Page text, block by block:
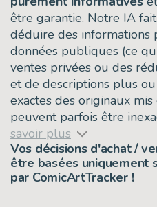
être garantie. Notre IA
déduire des informations
données publiques (ce
ventes privées ou des
et de descriptions plus
exactes des originaux
peuvent parfois être
savoir plus
Vos décisions d'achat /
être basées uniquement
par ComicArtTracker !